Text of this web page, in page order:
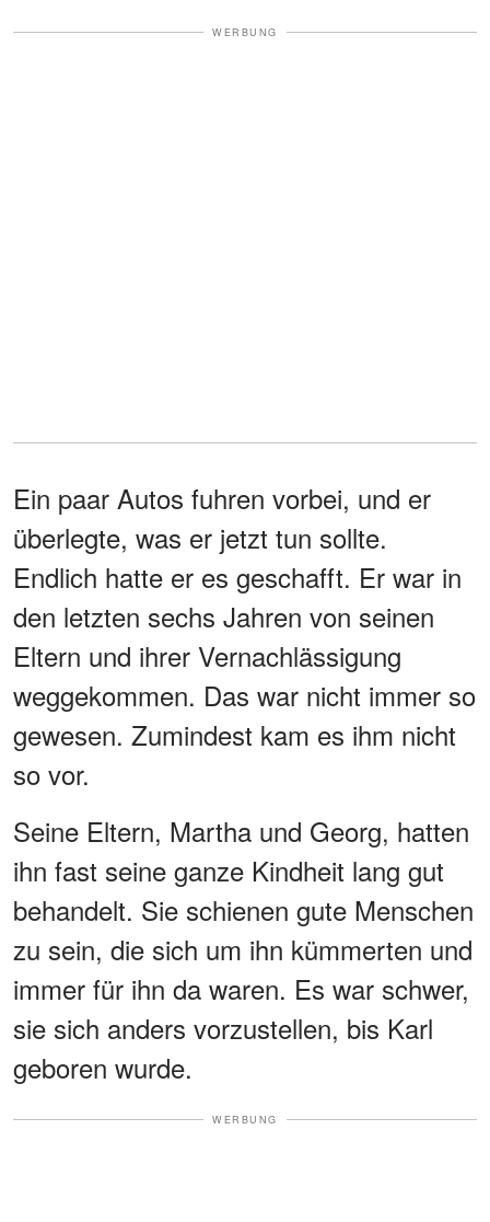
WERBUNG
Ein paar Autos fuhren vorbei, und er
überlegte, was er jetzt tun sollte.
Endlich hatte er es geschafft. Er war in
den letzten sechs Jahren von seinen
Eltern und ihrer Vernachlässigung
weggekommen. Das war nicht immer so
gewesen. Zumindest kam es ihm nicht
so vor.
Seine Eltern, Martha und Georg, hatten
ihn fast seine ganze Kindheit lang gut
behandelt. Sie schienen gute Menschen
zu sein, die sich um ihn kümmerten und
immer für ihn da waren. Es war schwer,
sie sich anders vorzustellen, bis Karl
geboren wurde.
WERBUNG